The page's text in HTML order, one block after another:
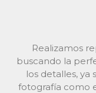
Realizamos
buscando la
los detalles, ya
fotografía como